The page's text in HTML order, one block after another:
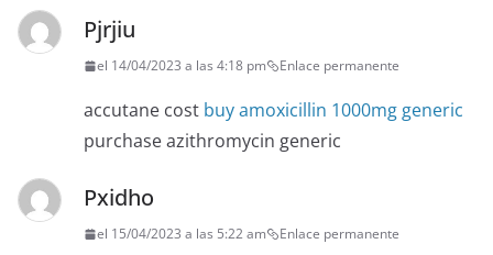
Pjrjiu
el 14/04/2023 a las 4:18 pm Enlace permanente
accutane cost buy amoxicillin 1000mg generic
purchase azithromycin generic
Pxidho
el 15/04/2023 a las 5:22 am Enlace permanente